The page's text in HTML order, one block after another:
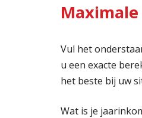
Vul het
u een exacte
het beste bij uw
Wat is je